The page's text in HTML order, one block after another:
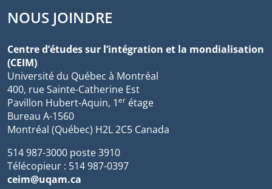
NOUS JOINDRE
Centre d’études sur l’intégration et la mondialisation
(CEIM)
Université du Québec à Montréal
400, rue Sainte-Catherine Est
Pavillon Hubert-Aquin, 1er étage
Bureau A-1560
Montréal (Québec) H2L 2C5 Canada
514 987-3000 poste 3910
Télécopieur : 514 987-0397
ceim@uqam.ca